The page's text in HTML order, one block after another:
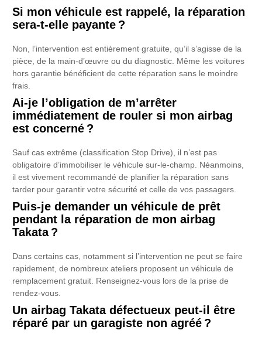
Si mon véhicule est rappelé, la réparation
sera-t-elle payante ?
Non, l’intervention est entièrement gratuite, qu’il s’agisse de la
pièce, de la main-d’œuvre ou du diagnostic. Même les voitures
hors garantie bénéficient de cette réparation sans le moindre
frais.
Ai-je l’obligation de m’arrêter
immédiatement de rouler si mon airbag
est concerné ?
Sauf cas extrême (classification Stop Drive), il n’est pas
obligatoire d’immobiliser le véhicule sur-le-champ. Néanmoins,
il est vivement recommandé de planifier la réparation sans
tarder pour garantir votre sécurité et celle de vos passagers.
Puis-je demander un véhicule de prêt
pendant la réparation de mon airbag
Takata ?
Dans certains cas, notamment si l’intervention ne peut se faire
rapidement, de nombreux ateliers proposent un véhicule de
remplacement gratuit. Renseignez-vous lors de la prise de
rendez-vous.
Un airbag Takata défectueux peut-il être
réparé par un garagiste non agréé ?